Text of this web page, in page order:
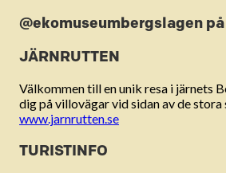
@ekomuseumbergslagen
JÄRNRUTTEN
Välkommen till en unik resa i järnets
dig på villovägar vid sidan av de stora
www.jarnrutten.se
TURISTINFO